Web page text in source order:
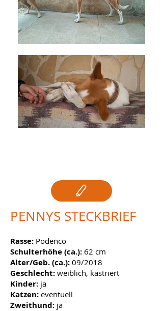
PENNYS STECKBRIEF
Rasse: Podenco
Schulterhöhe (ca.): 62 cm
Alter/Geb. (ca.): 09/2018
Geschlecht: weiblich, kastriert
Kinder: ja
Katzen: eventuell
Zweithund: ja